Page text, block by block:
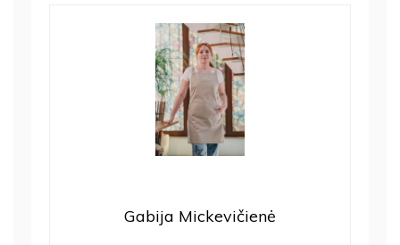
Gabija Mickevičienė